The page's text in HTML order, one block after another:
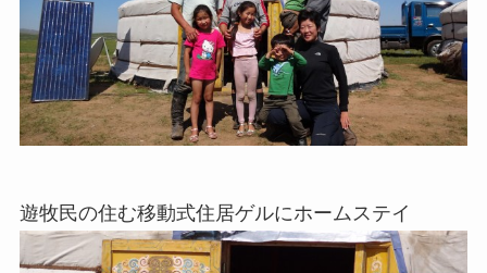
遊牧民の住む移動式住居ゲルにホームステイ